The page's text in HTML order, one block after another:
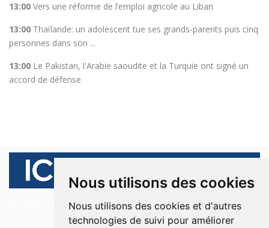
Nous utilisons des cookies
Nous utilisons des cookies et d'autres
technologies de suivi pour améliorer
13:00 Vers une réforme de l’emploi agricole au Liban
13:00 Thaïlande: un adolescent tue ses grands-parents puis cinq
personnes dans son ...
13:00 Le Pakistan, l'Arabie saoudite et la Turquie ont signé un
accord de défense
© 2026 Ici Beyrouth. Tous les droits sont réservés.